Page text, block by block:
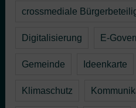
crossmediale
Digitalisierung E-
Gemeinde Ideenkarte
Klimaschutz